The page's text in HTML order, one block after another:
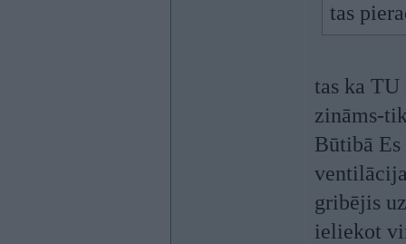
tas
tas ka TU
zināms-
Būtibā
gribējis
ieliekot